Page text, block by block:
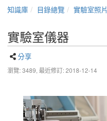
知識庫 目錄總覽 實驗室照片
實驗室儀器
分享
瀏覽: 3489, 最近修訂: 2018-12-14